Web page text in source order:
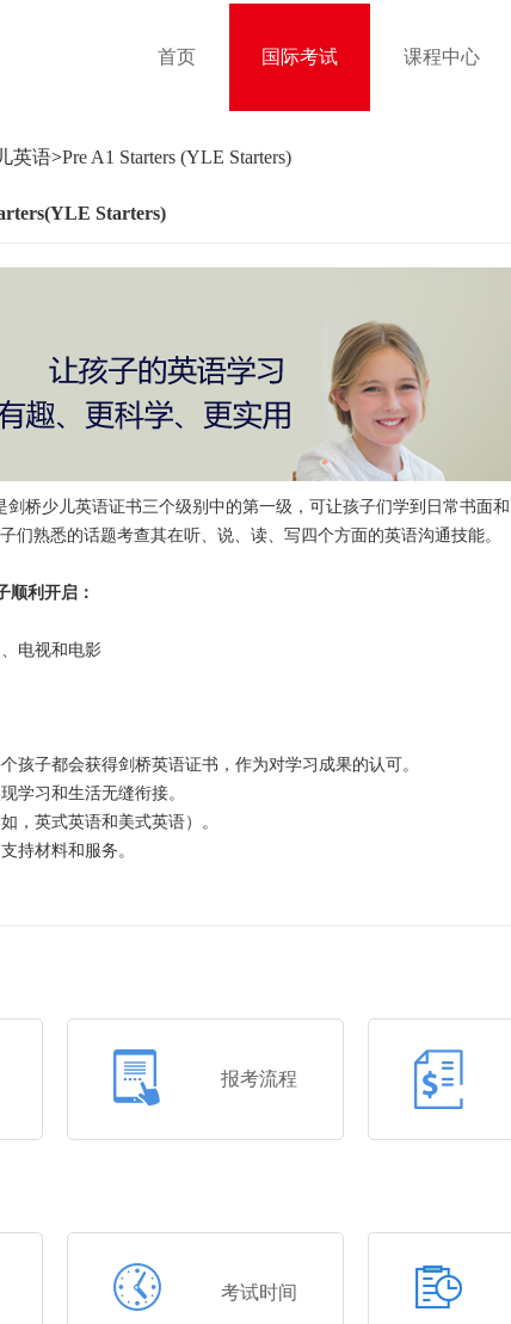
首页 国际考试 课程中心
英语>Pre A1 Starters (YLE Starters)
Starters)
剑桥少儿英语证书三个级别中的第一级，可让孩子们学到日常书面
们熟悉的话题考查其在听、说、读、写四个方面的英语沟通技能。
顺利开启：
电视和电影
孩子都会获得剑桥英语证书，作为对学习成果的认可。
学习和生活无缝衔接。
，英式英语和美式英语）。
持材料和服务。
报考流程
考试时间